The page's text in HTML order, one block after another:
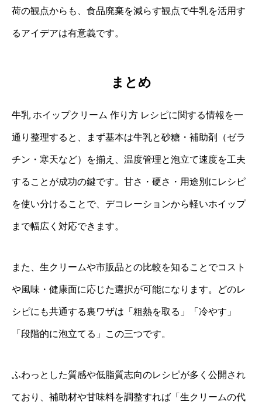
荷の観点からも、食品廃棄を減らす観点で牛乳を活用す
るアイデアは有意義です。
まとめ
牛乳 ホイップクリーム 作り方 レシピに関する情報を一
通り整理すると、まず基本は牛乳と砂糖・補助剤（ゼラ
チン・寒天など）を揃え、温度管理と泡立て速度を工夫
することが成功の鍵です。甘さ・硬さ・用途別にレシピ
を使い分けることで、デコレーションから軽いホイップ
まで幅広く対応できます。
また、生クリームや市販品との比較を知ることでコスト
や風味・健康面に応じた選択が可能になります。どのレ
シピにも共通する裏ワザは「粗熱を取る」「冷やす」
「段階的に泡立てる」この三つです。
ふわっとした質感や低脂質志向のレシピが多く公開され
ており、補助材や甘味料を調整すれば「生クリームの代